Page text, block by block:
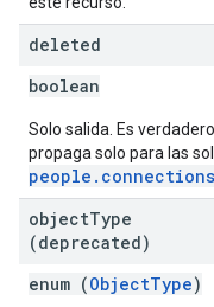
deleted
boolean
Solo salida. Es
propaga solo para las
objectType
(deprecated)
enum (ObjectType)